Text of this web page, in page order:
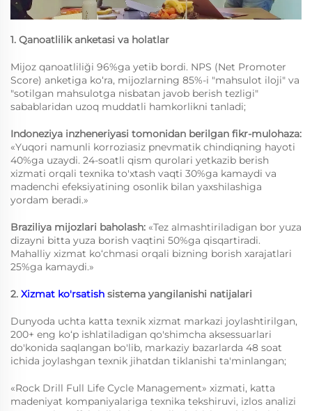
1. Qanoatlilik anketasi va holatlar
Mijoz qanoatliliği 96%ga yetib bordi. NPS (Net Promoter
Score) anketiga ko‘ra, mijozlarning 85%-i "mahsulot iloji" va
"sotilgan mahsulotga nisbatan javob berish tezligi"
sabablaridan uzoq muddatli hamkorlikni tanladi;
Indoneziya inzheneriyasi tomonidan berilgan fikr-mulohaza:
«Yuqori namunli korroziasiz pnevmatik chindiqning hayoti
40%ga uzaydi. 24-soatli qism qurolari yetkazib berish
xizmati orqali texnika to'xtash vaqti 30%ga kamaydi va
madenchi efeksiyatining osonlik bilan yaxshilashiga
yordam beradi.»
Braziliya mijozlari baholash: «Tez almashtiriladigan bor yuza
dizayni bitta yuza borish vaqtini 50%ga qisqartiradi.
Mahalliy xizmat ko‘chmasi orqali bizning borish xarajatlari
25%ga kamaydi.»
2. Xizmat ko'rsatish sistema yangilanishi natijalari
Dunyoda uchta katta texnik xizmat markazi joylashtirilgan,
200+ eng ko‘p ishlatiladigan qo'shimcha aksessuarlari
do'konida saqlangan bo'lib, markaziy bazarlarda 48 soat
ichida joylashgan texnik jihatdan tiklanishi ta'minlangan;
«Rock Drill Full Life Cycle Management» xizmati, katta
madeniyat kompaniyalariga texnika tekshiruvi, izlos analizi